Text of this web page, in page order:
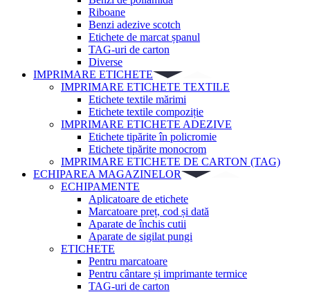
Riboane
Benzi adezive scotch
Etichete de marcat șpanul
TAG-uri de carton
Diverse
IMPRIMARE ETICHETE
IMPRIMARE ETICHETE TEXTILE
Etichete textile mărimi
Etichete textile compoziție
IMPRIMARE ETICHETE ADEZIVE
Etichete tipărite în policromie
Etichete tipărite monocrom
IMPRIMARE ETICHETE DE CARTON (TAG)
ECHIPAREA MAGAZINELOR
ECHIPAMENTE
Aplicatoare de etichete
Marcatoare preț, cod și dată
Aparate de închis cutii
Aparate de sigilat pungi
ETICHETE
Pentru marcatoare
Pentru cântare și imprimante termice
TAG-uri de carton